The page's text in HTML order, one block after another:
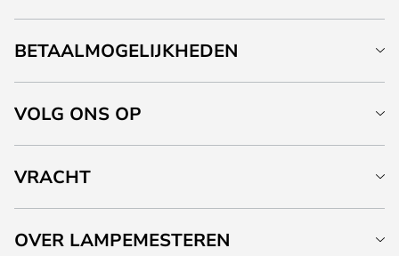
BETAALMOGELIJKHEDEN
VOLG ONS OP
VRACHT
OVER LAMPEMESTEREN